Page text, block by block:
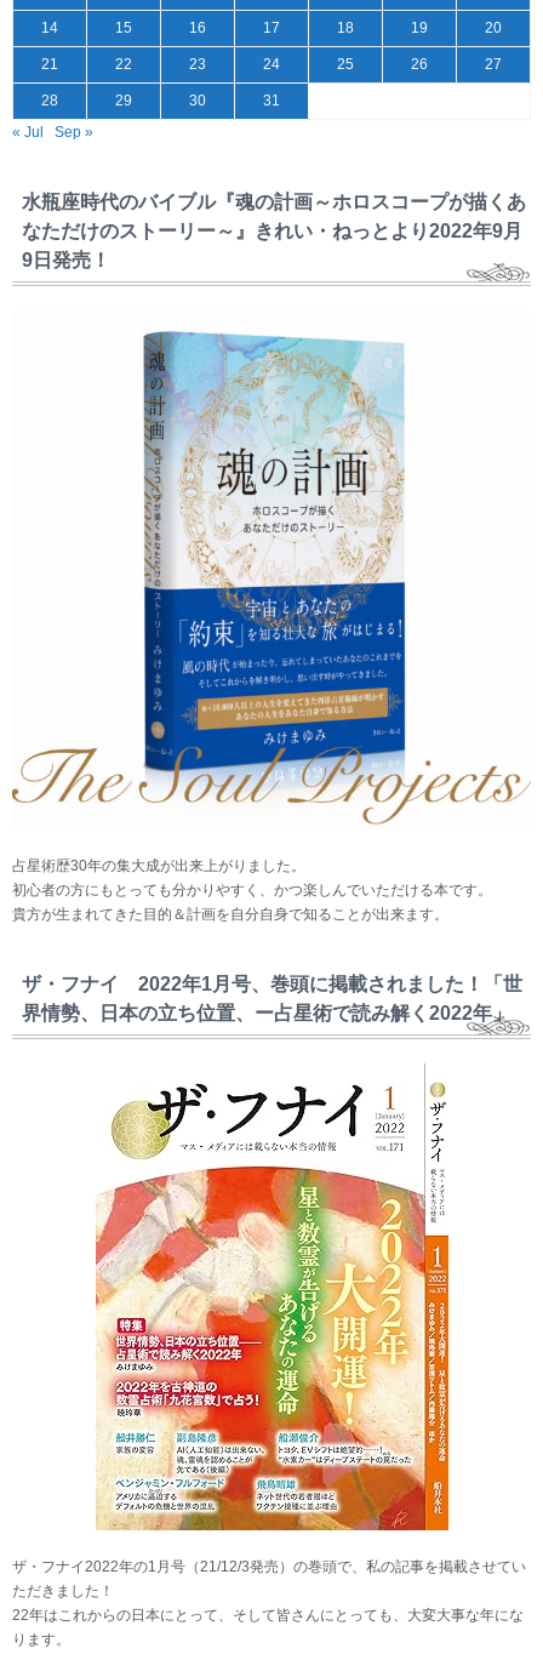
14 15 16 17 18 19 20
21 22 23 24 25 26 27
28 29 30
31
« Jul
Sep »
水瓶座時代のバイブル『魂の計画～ホロスコープが描くあ
なただけのストーリー～』きれい・ねっとより2022年9月
9日発売！
占星術歴30年の集大成が出来上がりました。
初心者の方にもとっても分かりやすく、かつ楽しんでいただける本です。
貴方が生まれてきた目的＆計画を自分自身で知ることが出来ます。
ザ・フナイ 2022年1月号、巻頭に掲載されました！「世
界情勢、日本の立ち位置、ー占星術で読み解く2022年」
ザ・フナイ2022年の1月号（21/12/3発売）の巻頭で、私の記事を掲載させてい
ただきました！
22年はこれからの日本にとって、そして皆さんにとっても、大変大事な年にな
ります。